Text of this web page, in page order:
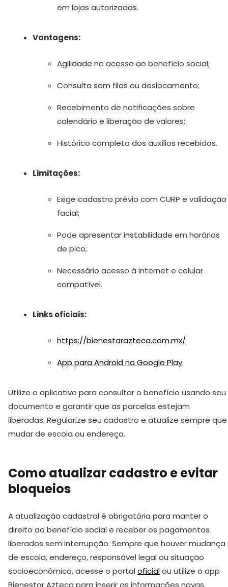
em lojas autorizadas.
Vantagens:
Agilidade no acesso ao benefício social;
Consulta sem filas ou deslocamento;
Recebimento de notificações sobre
calendário e liberação de valores;
Histórico completo dos auxílios recebidos.
Limitações:
Exige cadastro prévio com CURP e validação
facial;
Pode apresentar instabilidade em horários
de pico;
Necessário acesso à internet e celular
compatível.
Links oficiais:
https://bienestarazteca.com.mx/
App para Android na Google Play
Utilize o aplicativo para consultar o benefício usando seu
documento e garantir que as parcelas estejam
liberadas. Regularize seu cadastro e atualize sempre que
mudar de escola ou endereço.
Como atualizar cadastro e evitar
bloqueios
A atualização cadastral é obrigatória para manter o
direito ao benefício social e receber os pagamentos
liberados sem interrupção. Sempre que houver mudança
de escola, endereço, responsável legal ou situação
socioeconômica, acesse o portal oficialou utilize o app